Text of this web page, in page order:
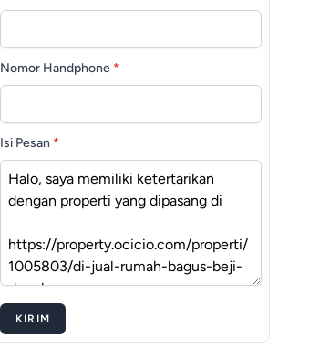
Nomor Handphone *
Isi Pesan *
KIRIM